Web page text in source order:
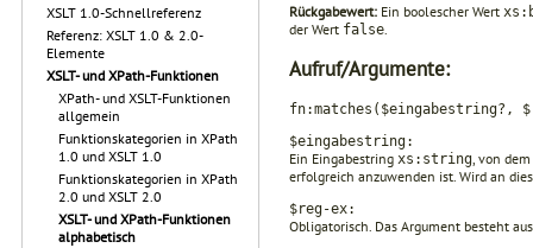
XSLT 1.0-Schnellreferenz
Referenz: XSLT 1.0 & 2.0-
Elemente
XSLT- und XPath-Funktionen
XPath- und XSLT-Funktionen
allgemein
Funktionskategorien in XPath
1.0 und XSLT 1.0
Funktionskategorien in XPath
2.0 und XSLT 2.0
XSLT- und XPath-Funktionen
alphabetisch
Rückgabewert: Ein boolescher Wert
der Wert false
Aufruf/Argumente:
fn:matches($eingabestring?,
$eingabestring:
Ein Eingabestring xs:string , von
erfolgreich anzuwenden ist. Wird an
$reg-ex:
Obligatorisch. Das Argument besteht